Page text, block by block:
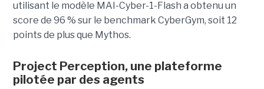
utilisant le modèle MAI-Cyber-1-Flash a obtenu un
score de 96 % sur le benchmark CyberGym, soit 12
points de plus que Mythos.
Project Perception, une plateforme
pilotée par des agents